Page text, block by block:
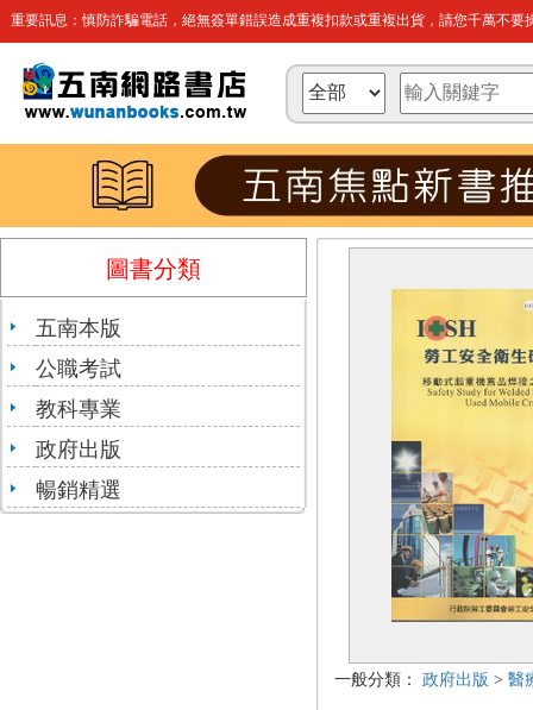
重要訊息：慎防詐騙電話，絕無簽單錯誤造成重複扣款或重複出貨，請您千萬不要
圖書分類
五南本版
公職考試
教科專業
政府出版
暢銷精選
一般分類： 政府出版 > 醫